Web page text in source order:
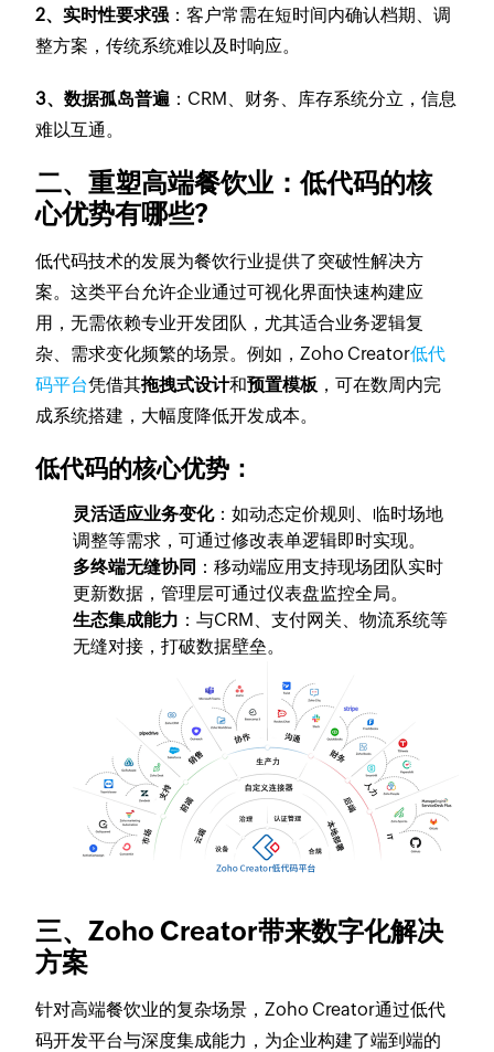
2、实时性要求强 ：客户常需在短时间内确认档期、调
整方案，传统系统难以及时响应。
​​​​​​​3、数据孤岛普遍 ：CRM、财务、库存系统分立，信息
难以互通。
二、重塑高端餐饮业：低代码的核
心优势有哪些?
低代码技术的发展为餐饮行业提供了突破性解决方
案。这类平台允许企业通过可视化界面快速构建应
用，无需依赖专业开发团队，尤其适合业务逻辑复
杂、需求变化频繁的场景。例如，Zoho Creator低代
码平台凭借其拖拽式设计和预置模板 ，可在数周内完
成系统搭建，大幅度降低开发成本。
低代码的核心优势：
灵活适应业务变化：如动态定价规则、临时场地
调整等需求，可通过修改表单逻辑即时实现。
多终端无缝协同 ：移动端应用支持现场团队实时
更新数据，管理层可通过仪表盘监控全局。
生态集成能力 ：与CRM、支付网关、物流系统等
无缝对接，打破数据壁垒。
三、Zoho Creator带来数字化解决
方案
针对高端餐饮业的复杂场景，Zoho Creator通过低代
码开发平台与深度集成能力，为企业构建了端到端的